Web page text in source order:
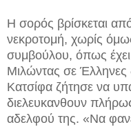
Η σορός βρίσκεται
νεκροτομή, χωρίς
συμβούλου, όπως έχει
Μιλώντας σε
Κατσίφα ζήτησε να
διελευκανθουν
αδελφού της. «Να